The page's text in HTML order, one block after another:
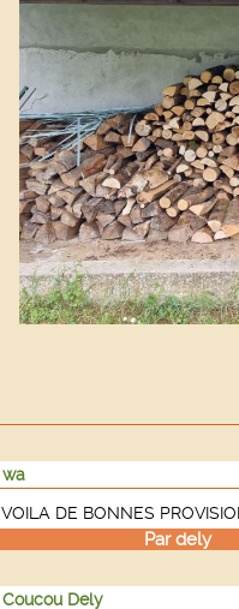
wa
VOILA DE BONNES
Pardelyle
Coucou Dely